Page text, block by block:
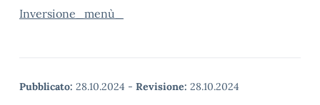
Inversione_menù_
Pubblicato: 28.10.2024 - Revisione: 28.10.2024